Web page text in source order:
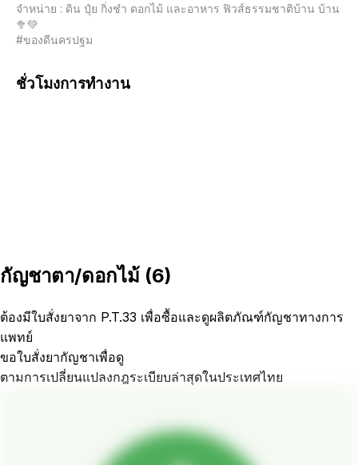
จำหน่าย : ดิน ปุ๋ย กิ่งชำ ดอกไม้ และอาหาร ฟิวส์ธรรมชาติบ้าน บ้าน
🥦💚
#ของดีนครปฐม
ชั่วโมงการทำงาน
กัญชาตา/ดอกไม้ (6)
ต้องมีใบสั่งยาจาก P.T.33 เพื่อซื้อและดูผลิตภัณฑ์กัญชาทางการ
แพทย์
ขอใบสั่งยากัญชาเพื่อดู
ตามการเปลี่ยนแปลงกฎระเบียบล่าสุดในประเทศไทย